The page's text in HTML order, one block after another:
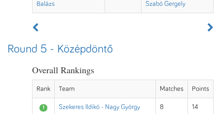
Balázs
Szabó Gergely
Round 5 - Középdöntő
Overall Rankings
Rank Team Matches Points
1 Szekeres Ildikó - Nagy György 8 14